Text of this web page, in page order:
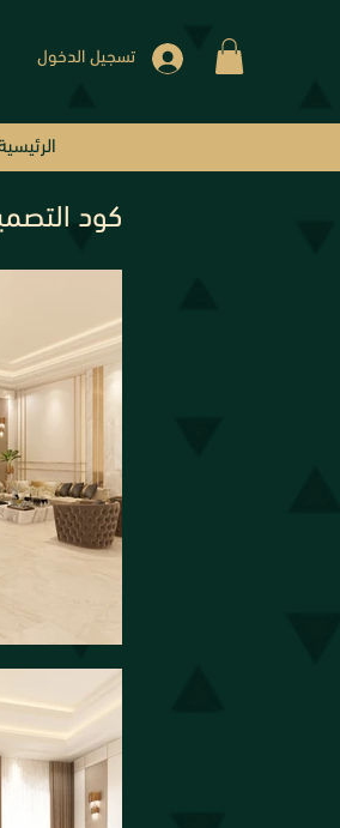
تسجيل الدخول
كود